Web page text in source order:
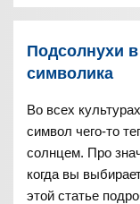
Подсолнухи
символика
Во всех
символ чего-то
солнцем. Про
когда вы
этой статье